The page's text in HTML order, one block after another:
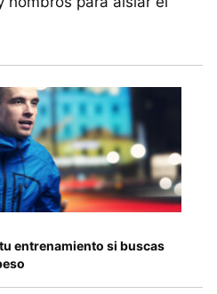
entrenamiento si buscas